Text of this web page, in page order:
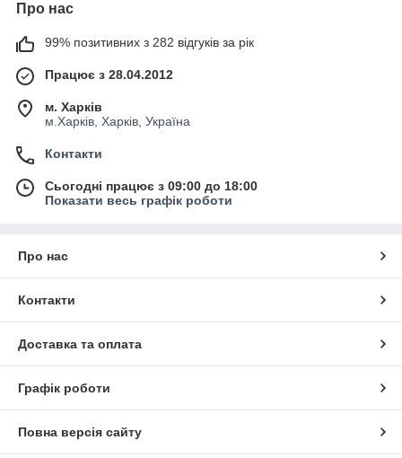
Про нас
99% позитивних з 282 відгуків за рік
Працює з 28.04.2012
м. Харків
м.Харків, Харків, Україна
Контакти
Сьогодні працює з 09:00 до 18:00
Показати весь графік роботи
Про нас
Контакти
Доставка та оплата
Графік роботи
Повна версія сайту